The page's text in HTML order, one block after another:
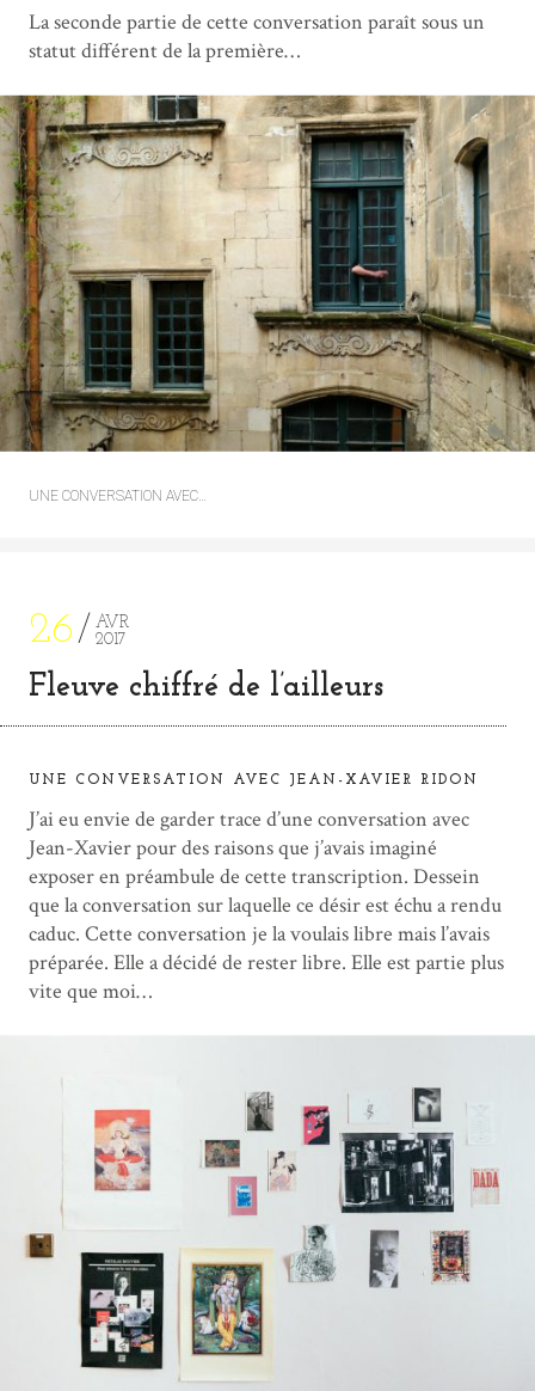
La seconde partie de cette conversation paraît sous un
statut différent de la première…
UNE CONVERSATION AVEC…
26
AVR
2017
Fleuve chiffré de l’ailleurs
UNE CONVERSATION AVEC JEAN-XAVIER RIDON
J’ai eu envie de garder trace d’une conversation avec
Jean-Xavier pour des raisons que j’avais imaginé
exposer en préambule de cette transcription. Dessein
que la conversation sur laquelle ce désir est échu a rendu
caduc. Cette conversation je la voulais libre mais l’avais
préparée. Elle a décidé de rester libre. Elle est partie plus
vite que moi…